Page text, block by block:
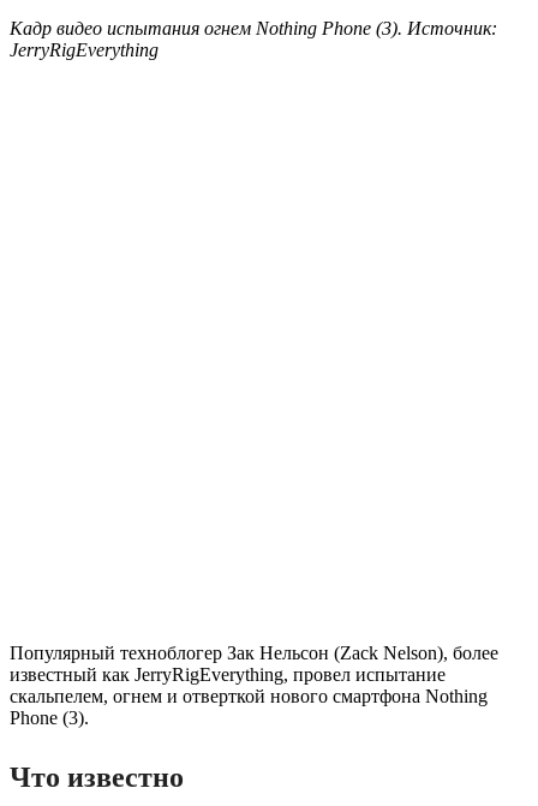
Кадр видео испытания огнем Nothing Phone (3). Источник:
JerryRigEverything
Популярный техноблогер Зак Нельсон (Zack Nelson), более
известный как JerryRigEverything, провел испытание
скальпелем, огнем и отверткой нового смартфона Nothing
Phone (3).
Что известно